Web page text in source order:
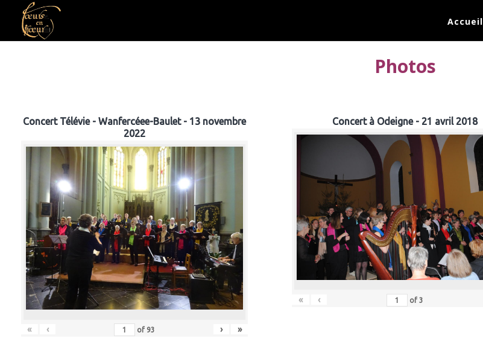
Accueil
Photos
Concert Télévie - Wanfercéee-Baulet - 13 novembre
2022
« ‹ of 93 › »
Concert à Odeigne - 21 avril 2018
« ‹ of3